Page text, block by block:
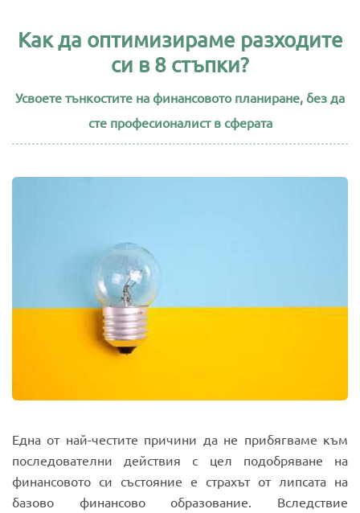
Как да оптимизираме разходите
си в 8 стъпки?
Усвоете тънкостите на финансовото планиране, без да
сте професионалист в сферата
Една от най-честите причини да не прибягваме към
последователни действия с цел подобряване на
финансовото си състояние е страхът от липсата на
базово финансово образование. Вследствие